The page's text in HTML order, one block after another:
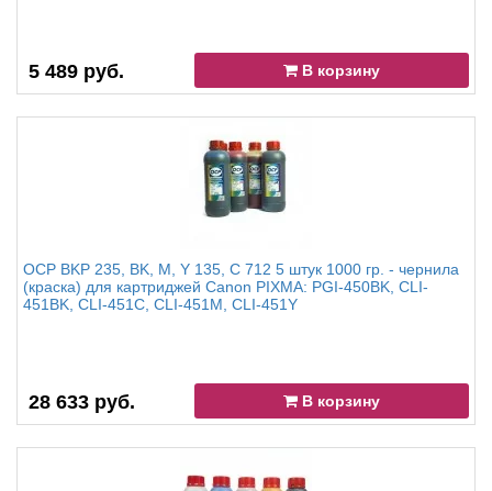
5 489 руб. В корзину
OCP BKP 235, BK, M, Y 135, C 712 5 штук 1000 гр. - чернила
(краска) для картриджей Canon PIXMA: PGI-450BK, CLI-
451BK, CLI-451C, CLI-451M, CLI-451Y
28 633 руб. В корзину